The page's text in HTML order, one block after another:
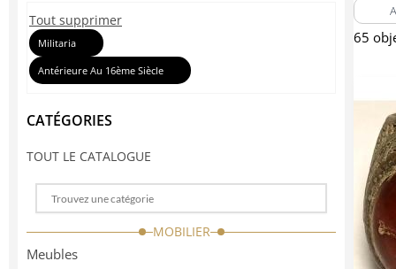
Tout supprimer
Militaria
Antérieure Au 16ème Siècle
CATÉGORIES
TOUT LE CATALOGUE
Choose
MOBILIER
Meubles
65